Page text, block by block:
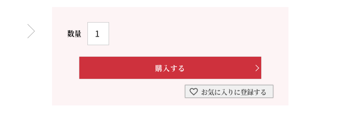
お土産・ギフト 贈る人に合わせて一味・七味を選ぶ
お気に入りに登録する